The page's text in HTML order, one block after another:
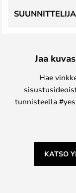
SUUNNITTELIJA
Jaa
Hae
tunnisteella
KATSO